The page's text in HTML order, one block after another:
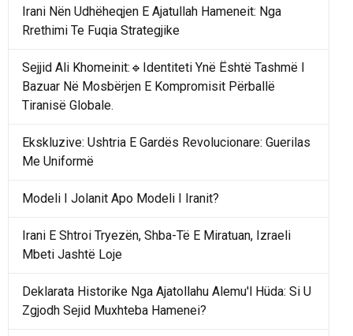
Irani Nën Udhëheqjen E Ajatullah Hameneit: Nga
Rrethimi Te Fuqia Strategjike
Sejjid Ali Khomeinit:🔹Identiteti Ynë Është Tashmë I
Bazuar Në Mosbërjen E Kompromisit Përballë
Tiranisë Globale.
Ekskluzive: Ushtria E Gardës Revolucionare: Guerilas
Me Uniformë
Modeli I Jolanit Apo Modeli I Iranit?
Irani E Shtroi Tryezën, Shba-Të E Miratuan, Izraeli
Mbeti Jashtë Loje
Deklarata Historike Nga Ajatollahu Alemu'l Hüda: Si U
Zgjodh Sejid Muxhteba Hamenei?